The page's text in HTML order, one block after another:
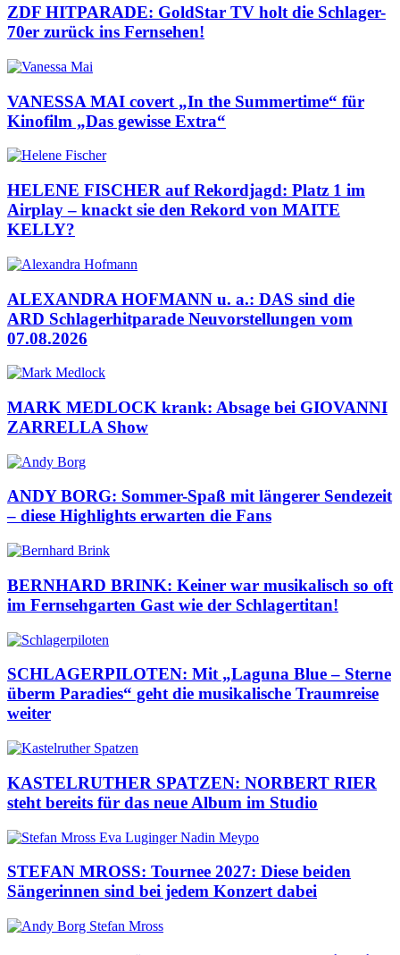
ZDF HITPARADE: GoldStar TV holt die Schlager-
70er zurück ins Fernsehen!
VANESSA MAI covert „In the Summertime“ für
Kinofilm „Das gewisse Extra“
HELENE FISCHER auf Rekordjagd: Platz 1 im
Airplay – knackt sie den Rekord von MAITE
KELLY?
ALEXANDRA HOFMANN u. a.: DAS sind die
ARD Schlagerhitparade Neuvorstellungen vom
07.08.2026
MARK MEDLOCK krank: Absage bei GIOVANNI
ZARRELLA Show
ANDY BORG: Sommer-Spaß mit längerer Sendezeit
– diese Highlights erwarten die Fans
BERNHARD BRINK: Keiner war musikalisch so oft
im Fernsehgarten Gast wie der Schlagertitan!
SCHLAGERPILOTEN: Mit „Laguna Blue – Sterne
überm Paradies“ geht die musikalische Traumreise
weiter
KASTELRUTHER SPATZEN: NORBERT RIER
steht bereits für das neue Album im Studio
STEFAN MROSS: Tournee 2027: Diese beiden
Sängerinnen sind bei jedem Konzert dabei